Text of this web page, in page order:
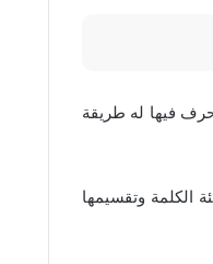
حرف فيها له طريقة
الكلمة وتقسيمها